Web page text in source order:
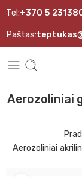
Tel:+370 5
Paštas:
Aerozoliniai
Aerozoliniai